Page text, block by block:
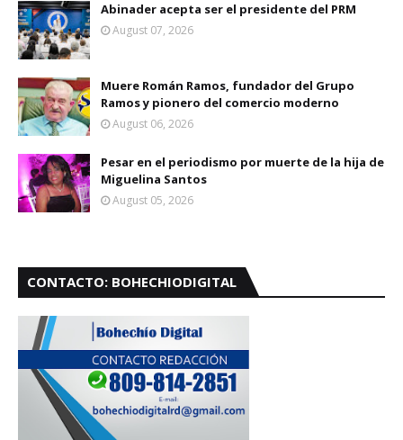
Abinader acepta ser el presidente del PRM
August 07, 2026
Muere Román Ramos, fundador del Grupo
Ramos y pionero del comercio moderno
August 06, 2026
Pesar en el periodismo por muerte de la hija de
Miguelina Santos
August 05, 2026
CONTACTO: BOHECHIODIGITAL